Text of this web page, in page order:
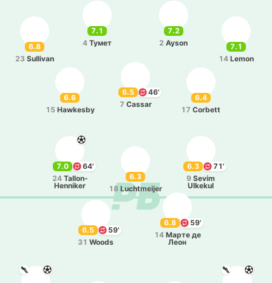
7.1
14 Lemon
7.1
4 Тумет
7.2
2 Ayson
6.8
23 Sullivan
6.6
15 Hawkesby
6.5
46'
7 Cassar
6.4
17 Corbett
7.0
64'
24 Tallon-
Henniker
6.3
18 Luchtmeijer
6.3
71'
9 Sevim
Ulkekul
6.8
59'
14 Марте де
Леон
6.5
59'
31 Woods